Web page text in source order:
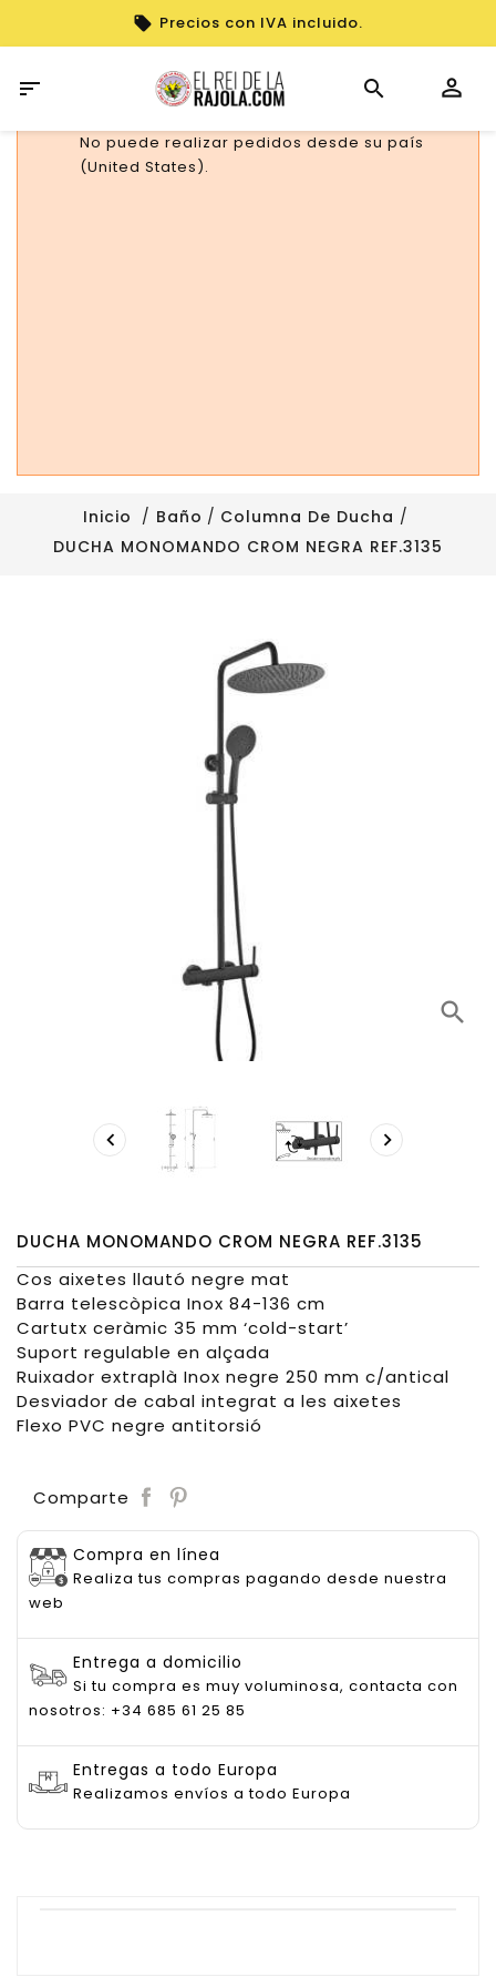
Precios con IVA incluido.

No puede realizar pedidos desde su país
(United States).
Inicio Baño
Columna De Ducha
DUCHA MONOMANDO CROM NEGRA REF.3135
search
 
DUCHA MONOMANDO CROM NEGRA REF.3135
Cos aixetes llautó negre mat
Barra telescòpica Inox 84-136 cm
Cartutx ceràmic 35 mm ‘cold-start’
Suport regulable en alçada
Ruixador extraplà Inox negre 250 mm c/antical
Desviador de cabal integrat a les aixetes
Flexo PVC negre antitorsió
Comparte
Compra en línea
Realiza tus compras pagando desde nuestra
web
Entrega a domicilio
Si tu compra es muy voluminosa, contacta con
nosotros: +34 685 61 25 85
Entregas a todo Europa
Realizamos envíos a todo Europa